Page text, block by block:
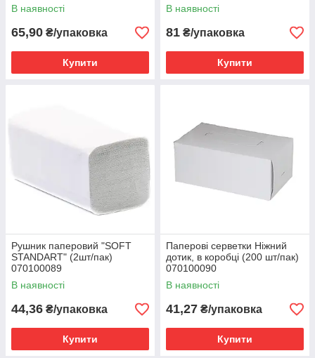
В наявності
65,90 ₴/упаковка
Купити
В наявності
81 ₴/упаковка
Купити
Рушник паперовий "SOFT
STANDART" (2шт/пак)
070100089
В наявності
44,36 ₴/упаковка
Купити
Паперові серветки Ніжний
дотик, в коробці (200 шт/пак)
070100090
В наявності
41,27 ₴/упаковка
Купити